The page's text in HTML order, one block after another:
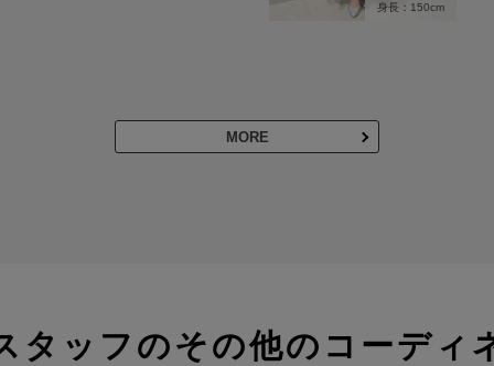
身長：150cm
MORE
タッフのその他のコーディ